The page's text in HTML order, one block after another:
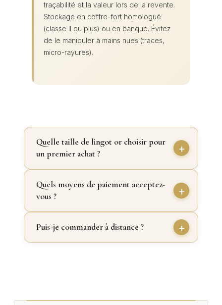
traçabilité et la valeur lors de la revente.
Stockage en coffre-fort homologué
(classe II ou plus) ou en banque. Évitez
de le manipuler à mains nues (traces,
micro-rayures).
Quelle taille de lingot or choisir pour
un premier achat ?
Quels moyens de paiement acceptez-
vous ?
Puis-je commander à distance ?